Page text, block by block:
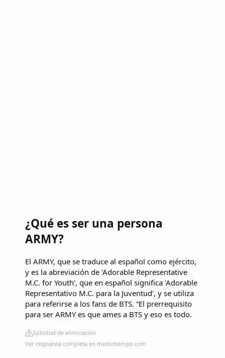
¿Qué es ser una persona
ARMY?
El ARMY, que se traduce al español como ejército,
y es la abreviación de 'Adorable Representative
M.C. for Youth', que en español significa 'Adorable
Representativo M.C. para la Juventud', y se utiliza
para referirse a los fans de BTS. “El prerrequisito
para ser ARMY es que ames a BTS y eso es todo.
Solicitud de eliminación
Ver respuesta completa en mediotiempo.com